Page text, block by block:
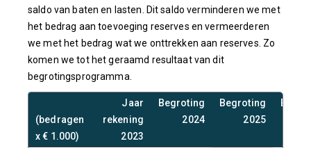
saldo van baten en lasten. Dit saldo verminderen we met
het bedrag aan toevoeging reserves en vermeerderen
we met het bedrag wat we onttrekken aan reserves. Zo
komen we tot het geraamd resultaat van dit
begrotingsprogramma.
(bedragen
x € 1.000)
Jaar
rekening
2023
Begroting
2024
Begroting
2025